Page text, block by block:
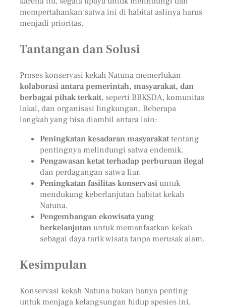
mempertahankan satwa ini di habitat aslinya harus
menjadi prioritas.
Tantangan dan Solusi
Proses konservasi kekah Natuna memerlukan
kolaborasi antara pemerintah, masyarakat, dan
berbagai pihak terkait, seperti BBKSDA, komunitas
lokal, dan organisasi lingkungan. Beberapa
langkah yang bisa diambil antara lain:
Peningkatan kesadaran masyarakattentang
pentingnya melindungi satwa endemik.
Pengawasan ketat terhadap perburuan ilegal
dan perdagangan satwa liar.
Peningkatan fasilitas konservasiuntuk
mendukung keberlanjutan habitat kekah
Natuna.
Pengembangan ekowisata yang
berkelanjutanuntuk memanfaatkan kekah
sebagai daya tarik wisata tanpa merusak alam.
Kesimpulan
Konservasi kekah Natuna bukan hanya penting
untuk menjaga kelangsungan hidup spesies ini,